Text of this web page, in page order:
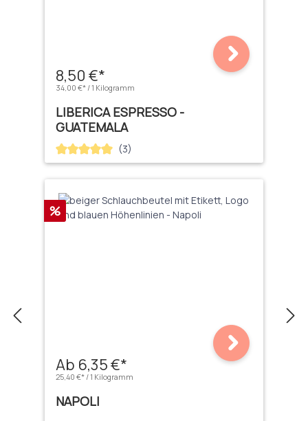
8,50 €*
34,00 €* / 1 Kilogramm
LIBERICA ESPRESSO -
GUATEMALA
Durchschnittliche Bewertung von 5 von 5 Sternen
(3)
Rabatt
%
Ab 6,35 €*
25,40 €* / 1 Kilogramm
NAPOLI